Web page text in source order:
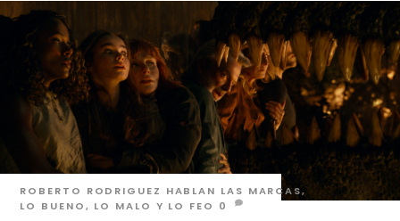
ROBERTO RODRIGUEZ HABLAN LAS MARCAS,
LO BUENO, LO MALO Y LO FEO 0